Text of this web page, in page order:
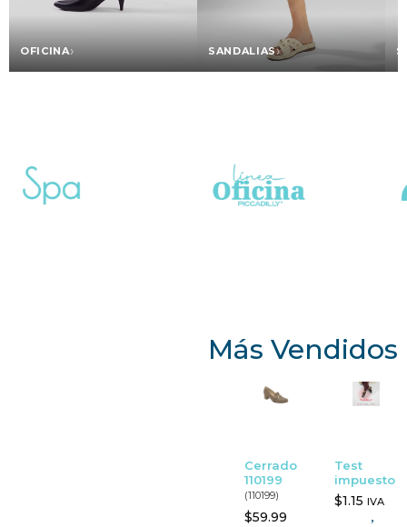
OFICINA› SANDALIAS›
Más Vendidos
Cerrado
110199
(110199)
$59.99
Test
impuesto
$1.15 IVA
,